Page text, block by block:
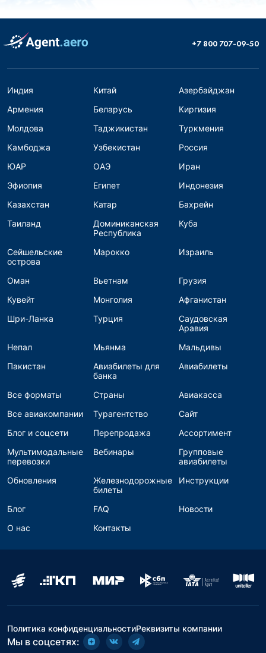
+7 800 707-09-50
Индия Китай
Азербайджан
Армения
Беларусь
Киргизия
Молдова
Таджикистан
Туркмения
Камбоджа
Узбекистан
Россия
ЮАР
ОАЭ
Иран
Эфиопия
Египет
Индонезия
Казахстан
Катар
Бахрейн
Таиланд
Доминиканская
Республика
Куба
Сейшельские
острова
Марокко Израиль
Оман Вьетнам
Грузия
Кувейт
Монголия
Афганистан
Шри-Ланка
Турция
Саудовская
Аравия
Непал
Мьянма
Мальдивы
Пакистан
Авиабилеты для
банка
Авиабилеты
Все форматы Страны
Авиакасса
Все авиакомпании
Турагентство
Сайт
Блог и соцсети
Перепродажа
Ассортимент
Мультимодальные
перевозки
Вебинары
Групповые
авиабилеты
Обновления
Железнодорожные
билеты
Инструкции
Блог FAQ
Новости
О нас
Контакты
Политика конфиденциальностиРеквизиты компании
Мы в соцсетях: